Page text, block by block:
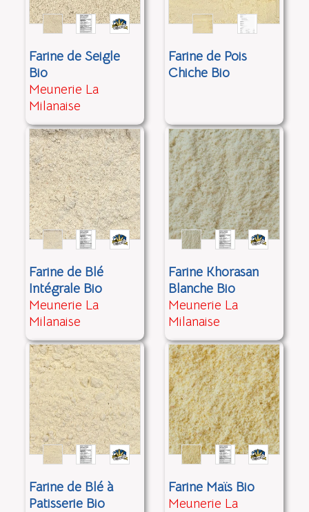
Farine de Seigle
Bio
Meunerie La
Milanaise
Farine de Pois
Chiche Bio
Farine de Blé
Intégrale Bio
Meunerie La
Milanaise
Farine Khorasan
Blanche Bio
Meunerie La
Milanaise
Farine de Blé à
Patisserie Bio
Farine Maïs Bio
Meunerie La